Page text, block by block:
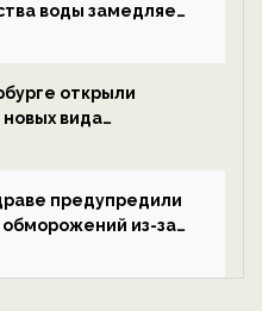
воды замедляет
открыли
вида
на ECOportal
предупредили
обморожений из-за